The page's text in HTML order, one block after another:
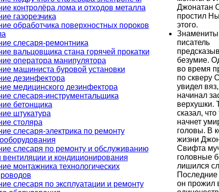
контролёра лома и отходов металла
газорезчика
обработчика поверхностных пороков
слесаря-ремонтника
вальцовщика стана горячей прокатки
оператора манипулятора
машиниста буровой установки
дезинфектора
медицинского дезинфектора
слесаря-инструментальщика
бетонщика
штукатура
столяра
слесаря-электрика по ремонту
слесаря по ремонту и обслуживанию
вентиляции и кондиционирования
монтажника технологических
слесаря по эксплуатации и ремонту
Джонатан
простил
этого.
писатель
безумие.
во время
по скверу
увидел
начинал
верхушки.
сказал, что
начнет
головы. В
жизни
Свифта
головные
лишился
Последние
он прожил